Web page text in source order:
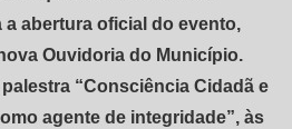
a abertura oficial do evento,
Ouvidoria do Município.
“Consciência Cidadã e
agente de integridade”, às